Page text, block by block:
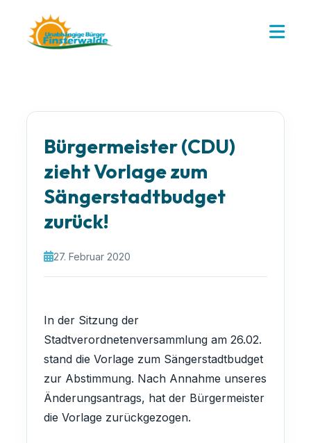
Bürgermeister (CDU)
zieht Vorlage zum
Sängerstadtbudget
zurück!
27. Februar 2020
In der Sitzung der
Stadtverordnetenversammlung am 26.02.
stand die Vorlage zum Sängerstadtbudget
zur Abstimmung. Nach Annahme unseres
Änderungsantrags, hat der Bürgermeister
die Vorlage zurückgezogen.